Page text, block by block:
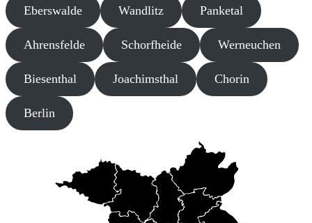
Eberswalde Wandlitz Panketal
Ahrensfelde Schorfheide Werneuchen
Biesenthal Joachimsthal Chorin
Berlin